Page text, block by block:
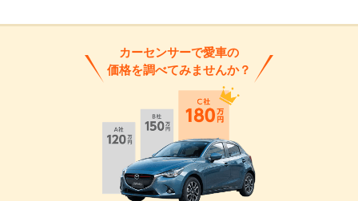
カーセンサーで愛車の
価格を調べてみませんか？